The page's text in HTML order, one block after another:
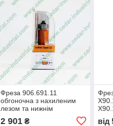
Фреза 906.691.11
обгоночна з нахиленим
лезом та нижнім
2 901₴
з
від